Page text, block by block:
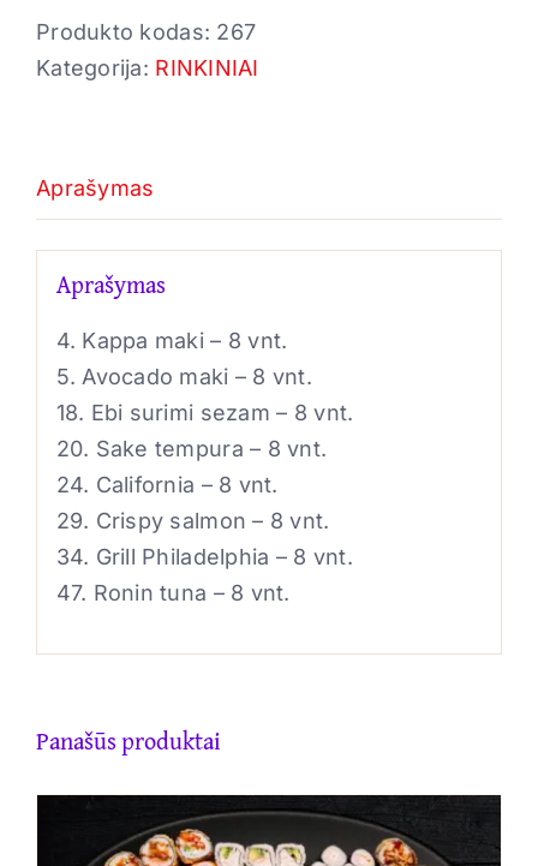
8
Produkto kodas: 267
Kategorija: RINKINIAI
Aprašymas
Aprašymas
4. Kappa maki – 8 vnt.
5. Avocado maki – 8 vnt.
18. Ebi surimi sezam – 8 vnt.
20. Sake tempura – 8 vnt.
24. California – 8 vnt.
29. Crispy salmon – 8 vnt.
34. Grill Philadelphia – 8 vnt.
47. Ronin tuna – 8 vnt.
Panašūs produktai